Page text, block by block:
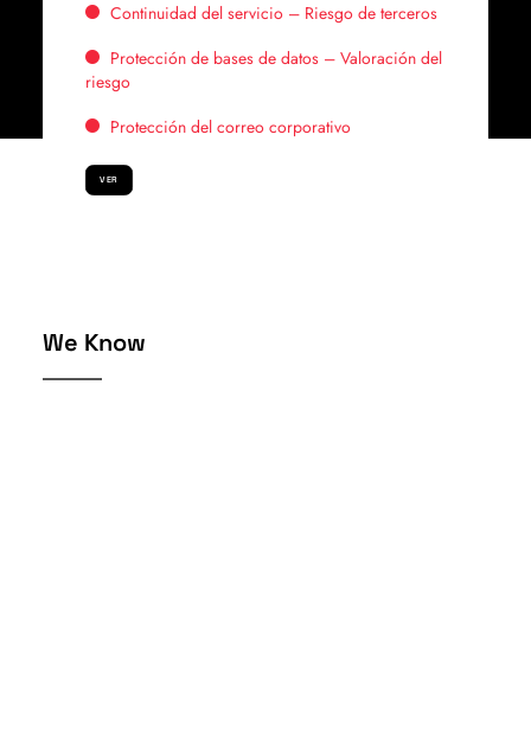
Continuidad del servicio – Riesgo de terceros
Protección de bases de datos – Valoración del
riesgo
Protección del correo corporativo
VER
We Know